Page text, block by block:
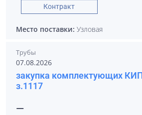
Контракт
Место поставки: Узловая
Трубы
07.08.2026
закупка комплектующих
з.1117
—